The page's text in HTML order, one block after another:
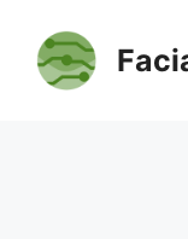
contenido